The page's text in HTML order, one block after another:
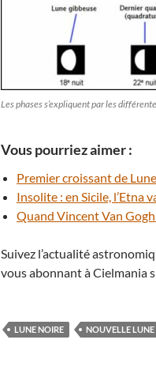
Les phases s’expliquent par les
Vous pourriez aimer :
Premier croissant de Lune
Insolite : en Sicile, l’Etna
Quand Vincent Van
Suivez l’actualité
vous abonnant à Cielmania
LUNE NOIRE NOUVELLE LUNE